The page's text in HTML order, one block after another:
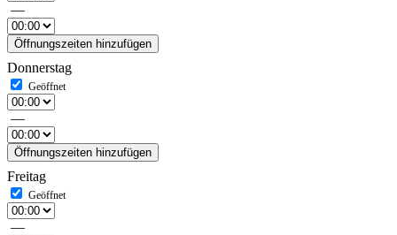
—
Öffnungszeiten hinzufügen
Donnerstag
—
Öffnungszeiten hinzufügen
Freitag
—